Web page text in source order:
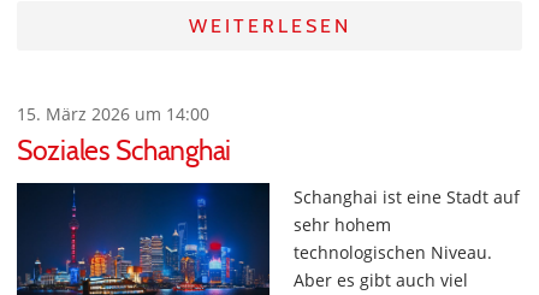
WEITERLESEN
15. März 2026 um 14:00
Soziales Schanghai
Schanghai ist eine Stadt auf
sehr hohem
technologischen Niveau.
Aber es gibt auch viel